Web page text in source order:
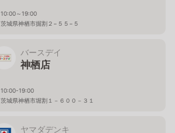
10:00～19:00
茨城県神栖市掘割２−５５−５
バースデイ
神栖店
10:00-19:00
茨城県神栖市堀割１－６００－３１
ヤマダデンキ